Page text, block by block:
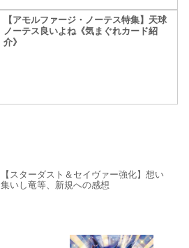
【アモルファージ・ノーテス特集】天球
ノーテス良いよね《気まぐれカード紹
介》
【スターダスト＆セイヴァー強化】想い
集いし竜等、新規への感想